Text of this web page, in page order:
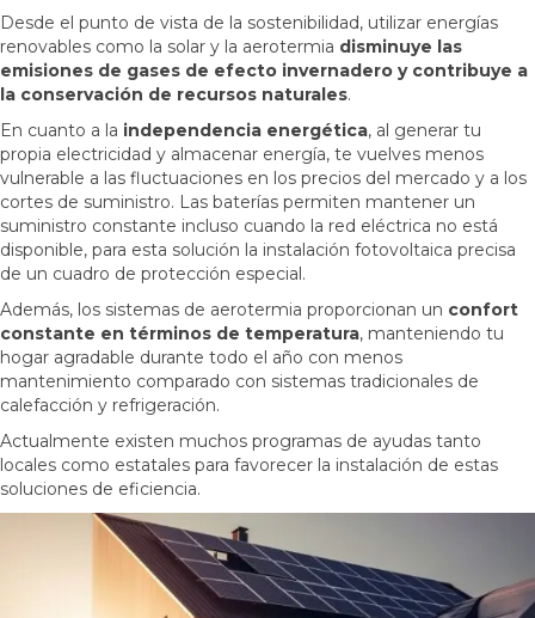
Desde el punto de vista de la sostenibilidad, utilizar energías
renovables como la solar y la aerotermia disminuye las
emisiones de gases de efecto invernadero y contribuye a
la conservación de recursos naturales.
En cuanto a la independencia energética, al generar tu
propia electricidad y almacenar energía, te vuelves menos
vulnerable a las fluctuaciones en los precios del mercado y a los
cortes de suministro. Las baterías permiten mantener un
suministro constante incluso cuando la red eléctrica no está
disponible, para esta solución la instalación fotovoltaica precisa
de un cuadro de protección especial.
Además, los sistemas de aerotermia proporcionan un confort
constante en términos de temperatura, manteniendo tu
hogar agradable durante todo el año con menos
mantenimiento comparado con sistemas tradicionales de
calefacción y refrigeración.
Actualmente existen muchos programas de ayudas tanto
locales como estatales para favorecer la instalación de estas
soluciones de eficiencia.